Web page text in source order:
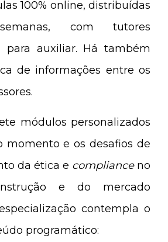
100% online, distribuídas
com tutores
para auxiliar. Há também
de informações entre os
módulos personalizados
momento e os desafios de
da ética e complianceno
e do mercado
contempla o
programático: